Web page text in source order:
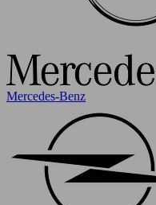
Mercedes-Benz